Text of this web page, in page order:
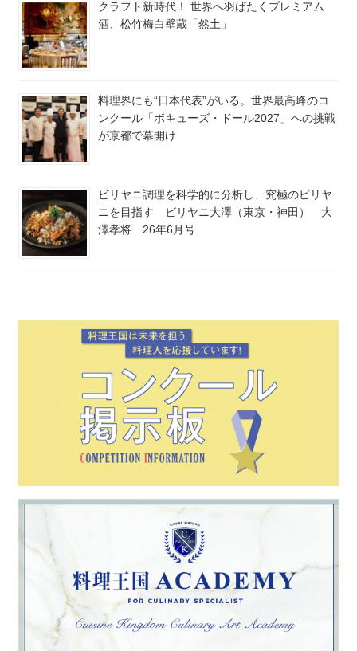
クラフト新時代！ 世界へ羽ばたくプレミアム
酒、松竹梅白壁蔵「然土」
料理界にも“日本代表”がいる。世界最高峰のコ
ンクール「ボキューズ・ドール2027」への挑戦
が京都で幕開け
ビリヤニ調理を科学的に分析し、究極のビリヤ
ニを目指す ビリヤニ大澤（東京・神田） 大
澤孝将 26年6月号